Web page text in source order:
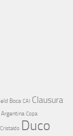
Boca CAI Clausura
Argentina Copa
Cristaldo Duco